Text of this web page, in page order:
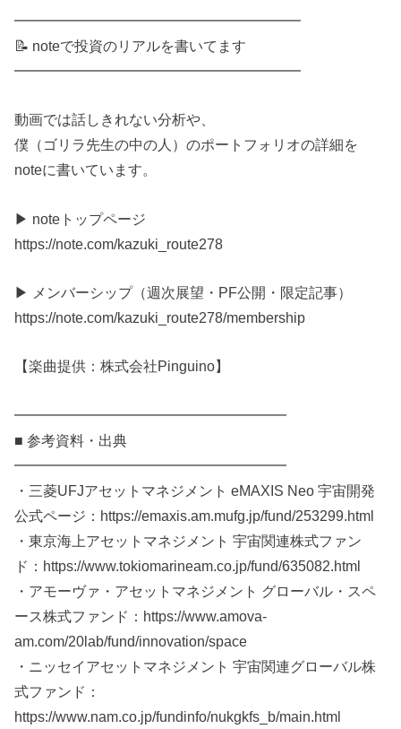
━━━━━━━━━━━━━━━━━━━━
📝 noteで投資のリアルを書いてます
━━━━━━━━━━━━━━━━━━━━
動画では話しきれない分析や、
僕（ゴリラ先生の中の人）のポートフォリオの詳細を
noteに書いています。
▶ noteトップページ
https://note.com/kazuki_route278
▶ メンバーシップ（週次展望・PF公開・限定記事）
https://note.com/kazuki_route278/membership
【楽曲提供：株式会社Pinguino】
━━━━━━━━━━━━━━━━━━━
■ 参考資料・出典
━━━━━━━━━━━━━━━━━━━
・三菱UFJアセットマネジメント eMAXIS Neo 宇宙開発
公式ページ：https://emaxis.am.mufg.jp/fund/253299.html
・東京海上アセットマネジメント 宇宙関連株式ファン
ド：https://www.tokiomarineam.co.jp/fund/635082.html
・アモーヴァ・アセットマネジメント グローバル・スペ
ース株式ファンド：https://www.amova-
am.com/20lab/fund/innovation/space
・ニッセイアセットマネジメント 宇宙関連グローバル株
式ファンド：
https://www.nam.co.jp/fundinfo/nukgkfs_b/main.html